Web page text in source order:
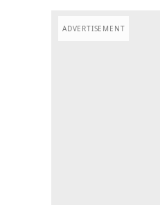
ADVERTISEMENT